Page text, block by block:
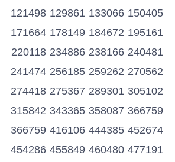
121498 129861 133066 150405
171664 178149 184672 195161
220118 234886 238166 240481
241474 256185 259262 270562
274418 275367 289301 305102
315842 343365 358087 366759
366759 416106 444385 452674
454286 455849 460480 477191